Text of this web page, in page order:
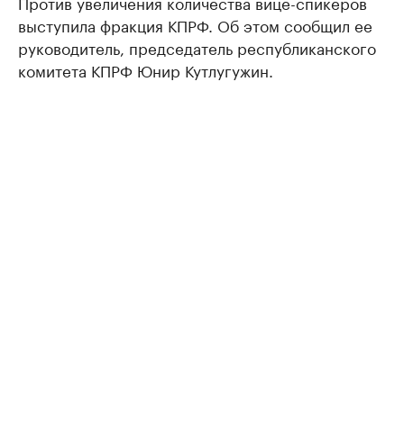
выступила фракция КПРФ. Об этом сообщил ее
руководитель, председатель республиканского
комитета КПРФ Юнир Кутлугужин.